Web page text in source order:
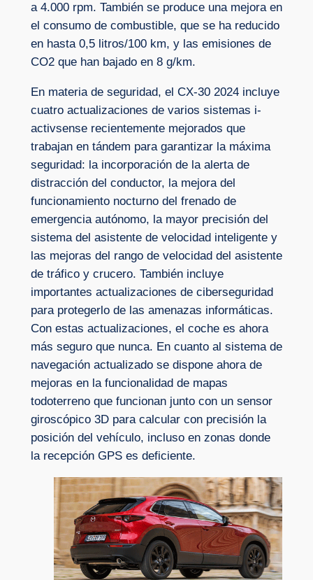
a 4.000 rpm. También se produce una mejora en
el consumo de combustible, que se ha reducido
en hasta 0,5 litros/100 km, y las emisiones de
CO2 que han bajado en 8 g/km.
En materia de seguridad, el CX-30 2024 incluye
cuatro actualizaciones de varios sistemas i-
activsense recientemente mejorados que
trabajan en tándem para garantizar la máxima
seguridad: la incorporación de la alerta de
distracción del conductor, la mejora del
funcionamiento nocturno del frenado de
emergencia autónomo, la mayor precisión del
sistema del asistente de velocidad inteligente y
las mejoras del rango de velocidad del asistente
de tráfico y crucero. También incluye
importantes actualizaciones de ciberseguridad
para protegerlo de las amenazas informáticas.
Con estas actualizaciones, el coche es ahora
más seguro que nunca. En cuanto al sistema de
navegación actualizado se dispone ahora de
mejoras en la funcionalidad de mapas
todoterreno que funcionan junto con un sensor
giroscópico 3D para calcular con precisión la
posición del vehículo, incluso en zonas donde
la recepción GPS es deficiente.